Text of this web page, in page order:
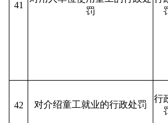
41
罚
42 对介绍童工就业的行政处罚
行